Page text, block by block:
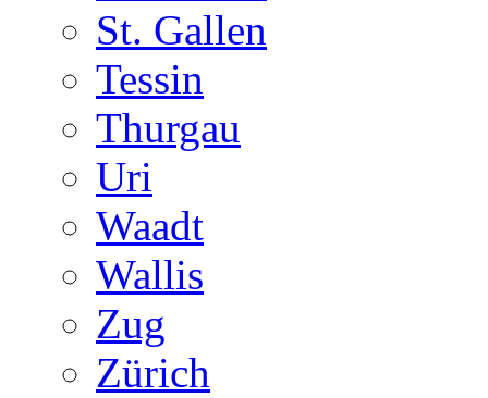
St. Gallen
Tessin
Thurgau
Uri
Waadt
Wallis
Zug
Zürich